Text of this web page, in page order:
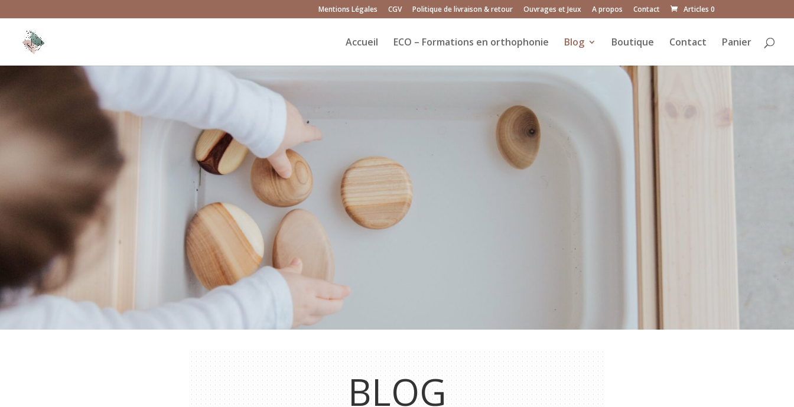
Mentions Légales CGV Politique de livraison & retour Ouvrages et Jeux A propos Contact Articles 0
Accueil ECO – Formations en orthophonie Blog Boutique Contact Panier
BLOG